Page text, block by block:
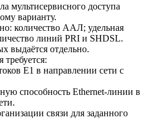
мультисервисного доступа
варианту.
количество ААЛ; удельная
линий PRI и SHDSL.
выдаётся отдельно.
Е1 в направлении сети с
способность Ethernet-линии в
связи для заданного